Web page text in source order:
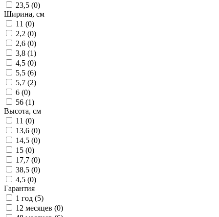
23,5 (0)
Ширина, см
11 (0)
2,2 (0)
2,6 (0)
3,8 (1)
4,5 (0)
5,5 (6)
5,7 (2)
6 (0)
56 (1)
Высота, см
11 (0)
13,6 (0)
14,5 (0)
15 (0)
17,7 (0)
38,5 (0)
4,5 (0)
Гарантия
1 год (5)
12 месяцев (0)